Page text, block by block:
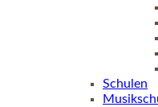
Schulen